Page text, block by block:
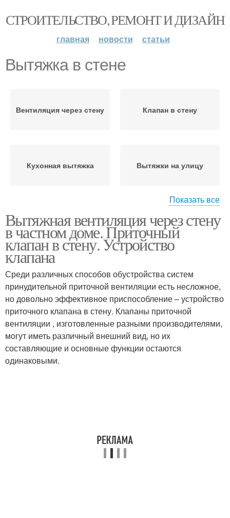
СТРОИТЕЛЬСТВО, РЕМОНТ И ДИЗАЙН
главная новости статьи
Вытяжка в стене
Вентиляция через стену Клапан в стену
Кухонная вытяжка Вытяжки на улицу
Кухонные вытяжки
доме
Дом через стену Естественная вытяжка
Клапан в стене Вентиляция в стене
Показать все
Вытяжная вентиляция через стену
в частном доме. Приточный
клапан в стену. Устройство
клапана
Среди различных способов обустройства систем
принудительной приточной вентиляции есть несложное,
но довольно эффективное приспособление – устройство
приточного клапана в стену. Клапаны приточной
вентиляции , изготовленные разными производителями,
могут иметь различный внешний вид, но их
составляющие и основные функции остаются
одинаковыми.